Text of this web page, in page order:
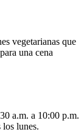
vegetarianas que
una cena
a.m. a 10:00 p.m.
lunes.